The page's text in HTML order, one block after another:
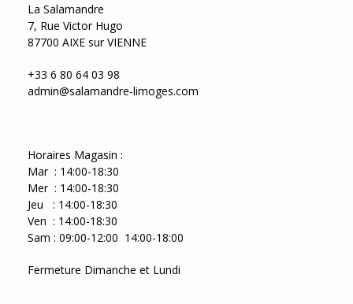
La Salamandre
7, Rue Victor Hugo
87700 AIXE sur VIENNE
+33 6 80 64 03 98
admin@salamandre-limoges.com
Horaires Magasin :
Mar : 14:00-18:30
Mer : 14:00-18:30
Jeu : 14:00-18:30
Ven : 14:00-18:30
Sam : 09:00-12:00 14:00-18:00
Fermeture Dimanche et Lundi